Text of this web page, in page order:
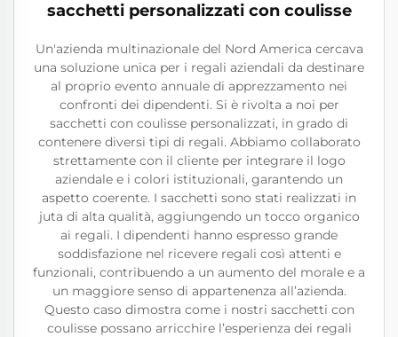
sacchetti personalizzati con coulisse
Un'azienda multinazionale del Nord America cercava
una soluzione unica per i regali aziendali da destinare
al proprio evento annuale di apprezzamento nei
confronti dei dipendenti. Si è rivolta a noi per
sacchetti con coulisse personalizzati, in grado di
contenere diversi tipi di regali. Abbiamo collaborato
strettamente con il cliente per integrare il logo
aziendale e i colori istituzionali, garantendo un
aspetto coerente. I sacchetti sono stati realizzati in
juta di alta qualità, aggiungendo un tocco organico
ai regali. I dipendenti hanno espresso grande
soddisfazione nel ricevere regali così attenti e
funzionali, contribuendo a un aumento del morale e a
un maggiore senso di appartenenza all’azienda.
Questo caso dimostra come i nostri sacchetti con
coulisse possano arricchire l’esperienza dei regali